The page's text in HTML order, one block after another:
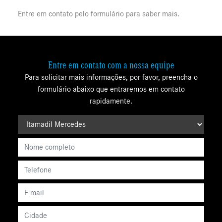
Entre em contato pelo formulário para saber mais.
Entre em contato com a nossa equipe
Para solicitar mais informações, por favor, preencha o
formulário abaixo que entraremos em contato
rapidamente.